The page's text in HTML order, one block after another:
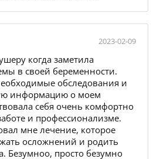
2023-02-09
когда заметила
в своей беременности.
обследования и
информацию о моем
себя очень комфортно
и профессионализме.
мне лечение, которое
осложнений и родить
Безумноо, просто безумно